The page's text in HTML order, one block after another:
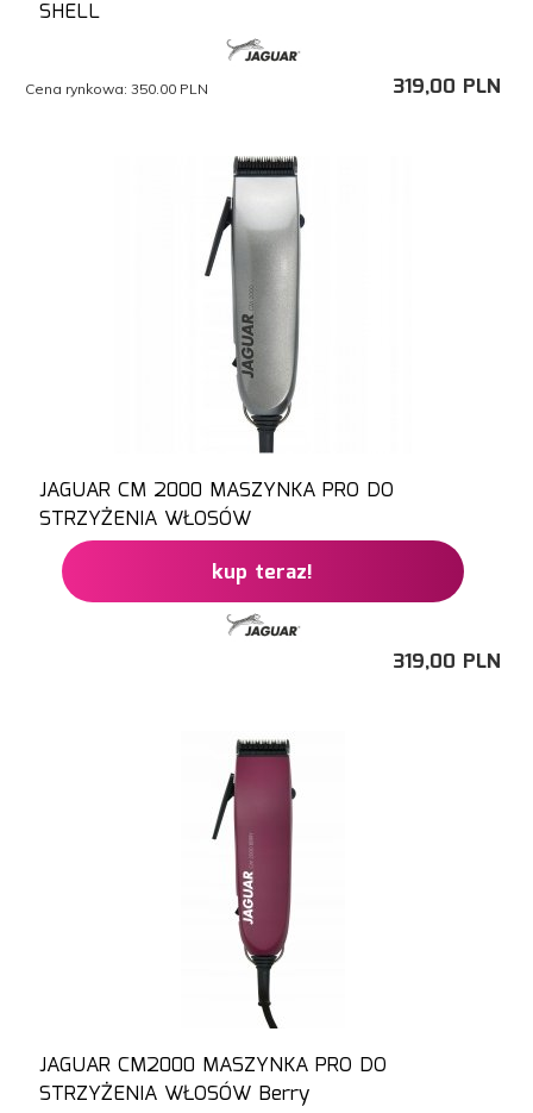
SHELL
319,00 PLN
Cena rynkowa: 350.00 PLN
JAGUAR CM 2000 MASZYNKA PRO DO
STRZYŻENIA WŁOSÓW
kup teraz!
319,00 PLN
JAGUAR CM2000 MASZYNKA PRO DO
STRZYŻENIA WŁOSÓW Berry